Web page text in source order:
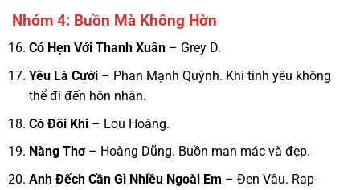
Nhóm 4: Buồn Mà Không Hờn
Có Hẹn Với Thanh Xuân– Grey D.
Yêu Là Cưới– Phan Mạnh Quỳnh. Khi tình yêu không
thể đi đến hôn nhân.
Có Đôi Khi– Lou Hoàng.
Nàng Thơ– Hoàng Dũng. Buồn man mác và đẹp.
Anh Đếch Cần Gì Nhiều Ngoài Em – Đen Vâu. Rap-